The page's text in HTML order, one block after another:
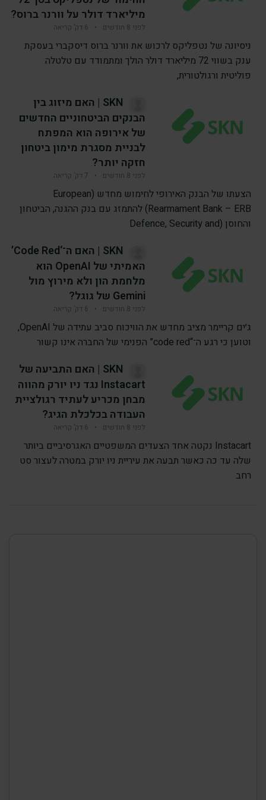
מיליארד דולר על וורנר ברוס?
לפני 8 חודשים • 6 דק’ קריאה
ניסיונה של נטפליקס לרכוש את וורנר ברוס דיסקברי בעסקת
ענק בשווי 72 מיליארד דולר הולך ומתמודד עם טלטלה
פוליטית ורגולטורית,
SKN | האם מיזוג בין
הבנקים הביטחוניים החדשים
של אירופה הוא המפתח
לבניית מסגרת מימון ביטחון
חזקה יותר?
לפני 8 חודשים • 7 דק’ קריאה
הצעתו של הבנק האירופי לחימוש מחדש (European
Rearmament Bank – ERB) להתמזג עם בנק ההגנה, הביטחון
והחוסן (Defence, Security and
SKN | האם ה־‘Code Red’
האמיתי של OpenAI הוא
מלחמת הון ולא מירוץ מול
Gemini של גוגל?
לפני 8 חודשים • 6 דק’ קריאה
ג׳ים קריימר מציב מחדש את הוויכוח סביב עתידה של OpenAI,
וטוען כי רגע ה־“code red” הפנימי של החברה אינו קשור
SKN | האם התביעה של
Instacart נגד ניו יורק מהווה
מבחן מכריע לעתיד רגולציית
העבודה בכלכלת הגיג?
לפני 8 חודשים • 6 דק’ קריאה
Instacart נקטה אחד הצעדים המשפטיים האגרסיביים ביותר
שלה עד כה כאשר תבעה את עיריית ניו יורק במטרה לעצור סט
רחב